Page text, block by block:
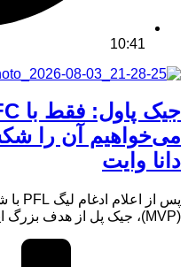
10:41
می‌خواهیم آن را
دانا وایت
(MVP)، جیک پل از هدف بزرگ این مجموعه برای رقابت ...